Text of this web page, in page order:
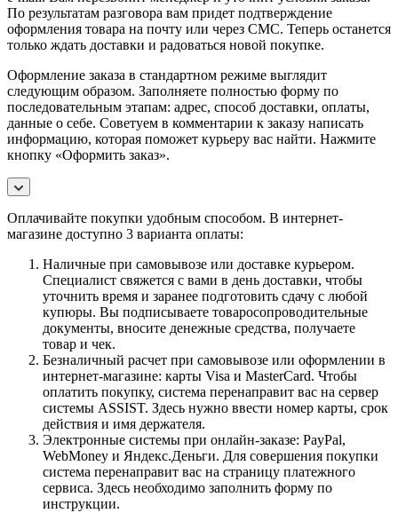
По результатам разговора вам придет подтверждение
оформления товара на почту или через СМС. Теперь останется
только ждать доставки и радоваться новой покупке.
Оформление заказа в стандартном режиме выглядит
следующим образом. Заполняете полностью форму по
последовательным этапам: адрес, способ доставки, оплаты,
данные о себе. Советуем в комментарии к заказу написать
информацию, которая поможет курьеру вас найти. Нажмите
кнопку «Оформить заказ».
Оплачивайте покупки удобным способом. В интернет-
магазине доступно 3 варианта оплаты:
Наличные при самовывозе или доставке курьером.
Специалист свяжется с вами в день доставки, чтобы
уточнить время и заранее подготовить сдачу с любой
купюры. Вы подписываете товаросопроводительные
документы, вносите денежные средства, получаете
товар и чек.
Безналичный расчет при самовывозе или оформлении в
интернет-магазине: карты Visa и MasterCard. Чтобы
оплатить покупку, система перенаправит вас на сервер
системы ASSIST. Здесь нужно ввести номер карты, срок
действия и имя держателя.
Электронные системы при онлайн-заказе: PayPal,
WebMoney и Яндекс.Деньги. Для совершения покупки
система перенаправит вас на страницу платежного
сервиса. Здесь необходимо заполнить форму по
инструкции.